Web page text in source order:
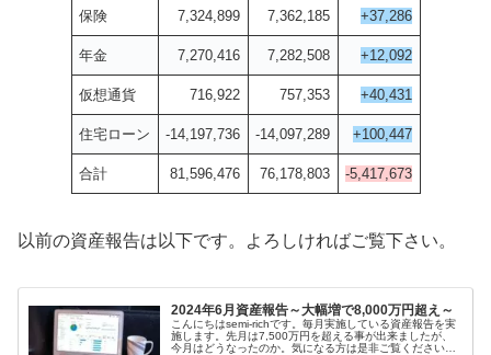
保険 7,324,899 7,362,185 +37,286
年金 7,270,416 7,282,508 +12,092
仮想通貨 716,922 757,353 +40,431
住宅ローン -14,197,736 -14,097,289 +100,447
合計 81,596,476 76,178,803 -5,417,673
以前の資産報告は以下です。よろしければご覧下さい。
2024年6月資産報告～大幅増で8,000万円超え～
こんにちはsemi-richです。毎月実施している資産報告を実
施します。先月は7,500万円を超える事が出来ましたが、
今月はどうなったのか。気になる方は是非ご覧ください。